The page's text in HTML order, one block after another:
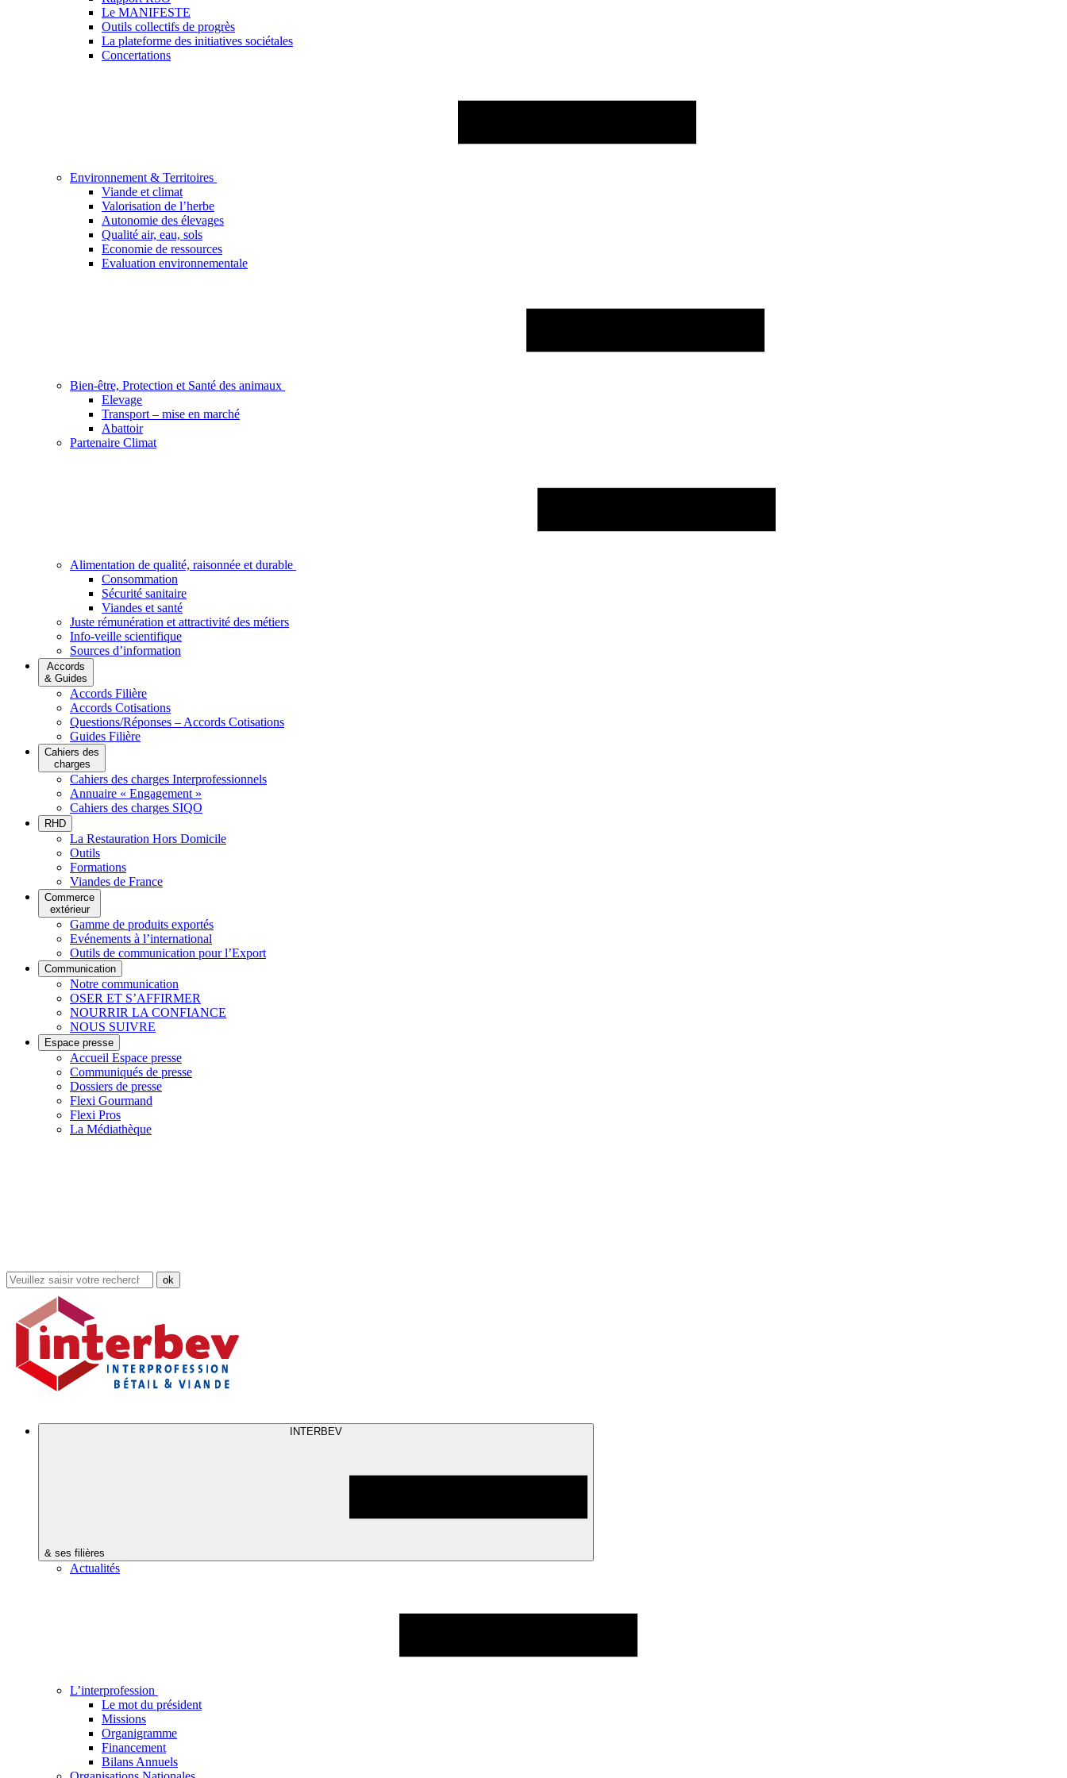
Le MANIFESTE
Outils collectifs de progrès
La plateforme des initiatives sociétales
Concertations
Environnement & Territoires
Viande et climat
Valorisation de l’herbe
Autonomie des élevages
Qualité air, eau, sols
Economie de ressources
Evaluation environnementale
Bien-être, Protection et Santé des animaux
Elevage
Transport – mise en marché
Abattoir
Partenaire Climat
Alimentation de qualité, raisonnée et durable
Consommation
Sécurité sanitaire
Viandes et santé
Juste rémunération et attractivité des métiers
Info-veille scientifique
Sources d’information
Accords
& Guides
Accords Filière
Accords Cotisations
Questions/Réponses – Accords Cotisations
Guides Filière
Cahiers des
charges
Cahiers des charges Interprofessionnels
Annuaire « Engagement »
Cahiers des charges SIQO
RHD
La Restauration Hors Domicile
Outils
Formations
Viandes de France
Commerce
extérieur
Gamme de produits exportés
Evénements à l’international
Outils de communication pour l’Export
Communication
Notre communication
OSER ET S’AFFIRMER
NOURRIR LA CONFIANCE
NOUS SUIVRE
Espace presse
Accueil Espace presse
Communiqués de presse
Dossiers de presse
Flexi Gourmand
Flexi Pros
La Médiathèque
Rechercher
dans
site
INTERBEV
& ses filières
Actualités
L’interprofession
Le mot du président
Missions
Organigramme
Financement
Bilans Annuels